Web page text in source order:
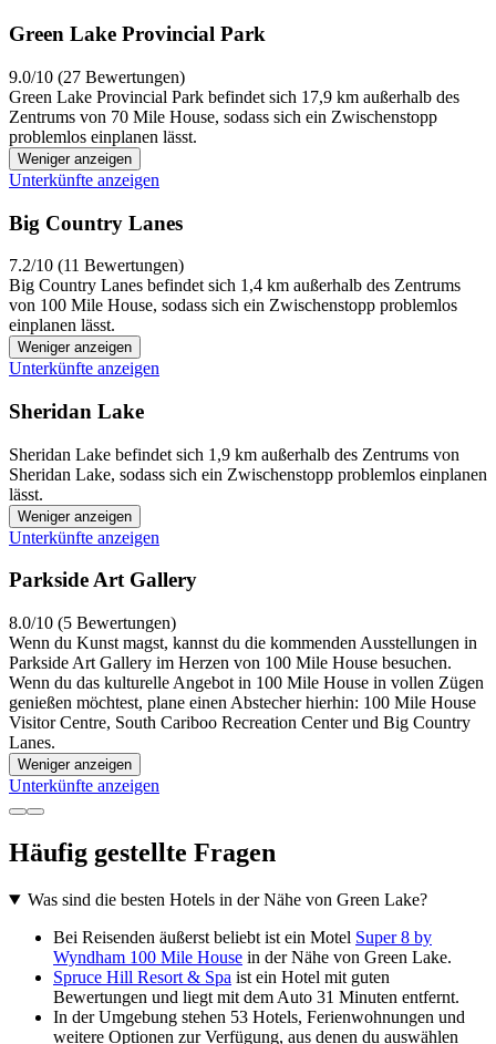
Green Lake Provincial Park
9.0/10 (27 Bewertungen)
Green Lake Provincial Park befindet sich 17,9 km außerhalb des
Zentrums von 70 Mile House, sodass sich ein Zwischenstopp
problemlos einplanen lässt.
Weniger anzeigen
Unterkünfte anzeigen
Big Country Lanes
7.2/10 (11 Bewertungen)
Big Country Lanes befindet sich 1,4 km außerhalb des Zentrums
von 100 Mile House, sodass sich ein Zwischenstopp problemlos
einplanen lässt.
Weniger anzeigen
Unterkünfte anzeigen
Sheridan Lake
Sheridan Lake befindet sich 1,9 km außerhalb des Zentrums von
Sheridan Lake, sodass sich ein Zwischenstopp problemlos einplanen
lässt.
Weniger anzeigen
Unterkünfte anzeigen
Parkside Art Gallery
8.0/10 (5 Bewertungen)
Wenn du Kunst magst, kannst du die kommenden Ausstellungen in
Parkside Art Gallery im Herzen von 100 Mile House besuchen.
Wenn du das kulturelle Angebot in 100 Mile House in vollen Zügen
genießen möchtest, plane einen Abstecher hierhin: 100 Mile House
Visitor Centre, South Cariboo Recreation Center und Big Country
Lanes.
Weniger anzeigen
Unterkünfte anzeigen
Häufig gestellte Fragen
Was sind die besten Hotels in der Nähe von Green Lake?
Bei Reisenden äußerst beliebt ist ein Motel Super 8 by
Wyndham 100 Mile House in der Nähe von Green Lake.
Spruce Hill Resort & Spa ist ein Hotel mit guten
Bewertungen und liegt mit dem Auto 31 Minuten entfernt.
In der Umgebung stehen 53 Hotels, Ferienwohnungen und
weitere Optionen zur Verfügung, aus denen du auswählen